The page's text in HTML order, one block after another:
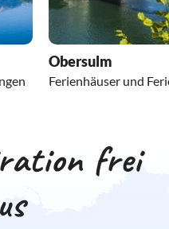
Obersulm
Ferienhäuser und
frei